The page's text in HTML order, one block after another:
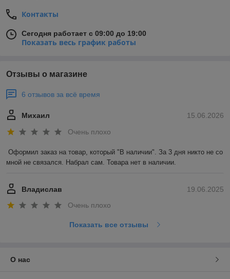
Контакты
Сегодня работает с 09:00 до 19:00
Показать весь график работы
Отзывы о магазине
6 отзывов за всё время
15.06.2026
Михаил
Очень плохо
Оформил заказ на товар, который "В наличии". За 3 дня никто не со
мной не связался. Набрал сам. Товара нет в наличии.
19.06.2025
Владислав
Очень плохо
Показать все отзывы
О нас